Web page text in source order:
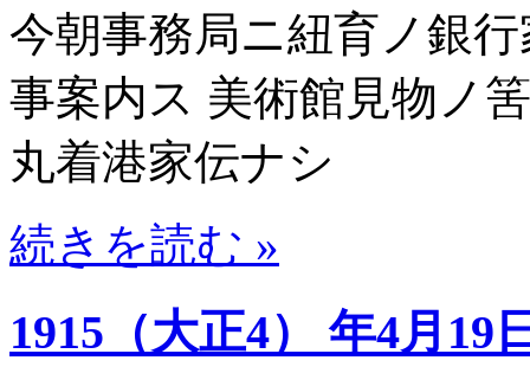
今朝事務局ニ紐育ノ銀
事案内ス 美術館見物ノ
丸着港家伝ナシ
続きを読む »
1915（大正4） 年4月19